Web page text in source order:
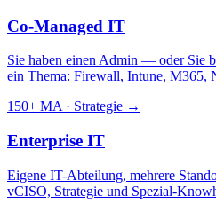
Co-Managed IT
Sie haben einen Admin — oder Sie
ein Thema: Firewall, Intune, M365,
150+ MA · Strategie →
Enterprise IT
Eigene IT-Abteilung, mehrere
vCISO, Strategie und Spezial-